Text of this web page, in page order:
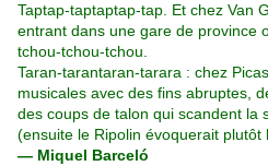
Taptap-taptaptap-tap. Et chez Van
entrant dans une gare de province
tchou-tchou-tchou.
Taran-tarantaran-tarara : chez
musicales avec des fins abruptes,
des coups de talon qui scandent la
(ensuite le Ripolin évoquerait plutôt
— Miquel Barceló